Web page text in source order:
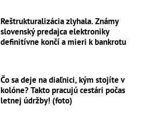
Reštrukturalizácia zlyhala. Známy
slovenský predajca elektroniky
definitívne končí a mieri k bankrotu
Čo sa deje na diaľnici, kým stojíte v
kolóne? Takto pracujú cestári počas
letnej údržby! (foto)